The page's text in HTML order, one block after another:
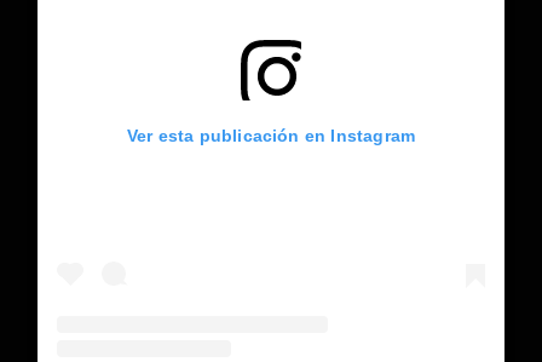
Ver esta publicación en Instagram